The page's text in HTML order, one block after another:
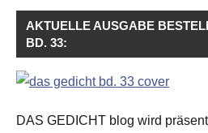
AKTUELLE AUSGABE
BD. 33:
DAS GEDICHT blog wird